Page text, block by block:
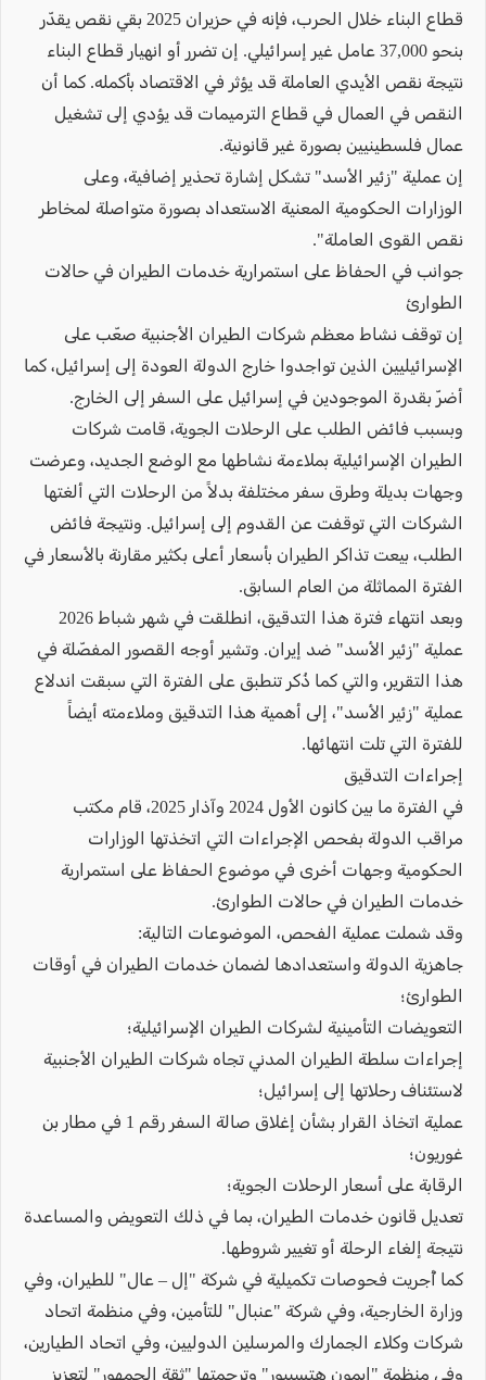
قطاع البناء خلال الحرب، فإنه في حزيران 2025 بقي نقص يقدّر
بنحو 37,000 عامل غير إسرائيلي. إن تضرر أو انهيار قطاع البناء
نتيجة نقص الأيدي العاملة قد يؤثر في الاقتصاد بأكمله. كما أن
النقص في العمال في قطاع الترميمات قد يؤدي إلى تشغيل
عمال فلسطينيين بصورة غير قانونية.
إن عملية "زئير الأسد" تشكل إشارة تحذير إضافية، وعلى
الوزارات الحكومية المعنية الاستعداد بصورة متواصلة لمخاطر
نقص القوى العاملة".
جوانب في الحفاظ على استمرارية خدمات الطيران في حالات
الطوارئ
إن توقف نشاط معظم شركات الطيران الأجنبية صعّب على
الإسرائيليين الذين تواجدوا خارج الدولة العودة إلى إسرائيل، كما
أضرّ بقدرة الموجودين في إسرائيل على السفر إلى الخارج.
وبسبب فائض الطلب على الرحلات الجوية، قامت شركات
الطيران الإسرائيلية بملاءمة نشاطها مع الوضع الجديد، وعرضت
وجهات بديلة وطرق سفر مختلفة بدلاً من الرحلات التي ألغتها
الشركات التي توقفت عن القدوم إلى إسرائيل. ونتيجة فائض
الطلب، بيعت تذاكر الطيران بأسعار أعلى بكثير مقارنة بالأسعار في
الفترة المماثلة من العام السابق.
وبعد انتهاء فترة هذا التدقيق، انطلقت في شهر شباط 2026
عملية "زئير الأسد" ضد إيران. وتشير أوجه القصور المفصّلة في
هذا التقرير، والتي كما ذُكر تنطبق على الفترة التي سبقت اندلاع
عملية "زئير الأسد"، إلى أهمية هذا التدقيق وملاءمته أيضاً
للفترة التي تلت انتهائها.
إجراءات التدقيق
في الفترة ما بين كانون الأول 2024 وآذار 2025، قام مكتب
مراقب الدولة بفحص الإجراءات التي اتخذتها الوزارات
الحكومية وجهات أخرى في موضوع الحفاظ على استمرارية
خدمات الطيران في حالات الطوارئ.
وقد شملت عملية الفحص، الموضوعات التالية:
جاهزية الدولة واستعدادها لضمان خدمات الطيران في أوقات
الطوارئ؛
التعويضات التأمينية لشركات الطيران الإسرائيلية؛
إجراءات سلطة الطيران المدني تجاه شركات الطيران الأجنبية
لاستئناف رحلاتها إلى إسرائيل؛
عملية اتخاذ القرار بشأن إغلاق صالة السفر رقم 1 في مطار بن
غوريون؛
الرقابة على أسعار الرحلات الجوية؛
تعديل قانون خدمات الطيران، بما في ذلك التعويض والمساعدة
نتيجة إلغاء الرحلة أو تغيير شروطها.
كما أُجريت فحوصات تكميلية في شركة "إل – عال" للطيران، وفي
وزارة الخارجية، وفي شركة "عنبال" للتأمين، وفي منظمة اتحاد
شركات وكلاء الجمارك والمرسلين الدوليين، وفي اتحاد الطيارين،
وفي منظمة "إيمون هتسيبور" وترجمتها "ثقة الجمهور" لتعزيز